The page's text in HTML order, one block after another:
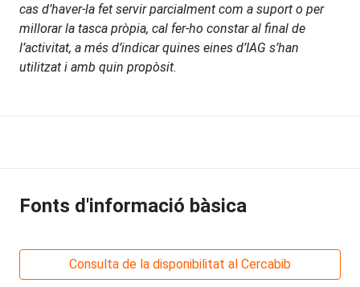
cas d’haver-la fet servir parcialment com a suport o per
millorar la tasca pròpia, cal fer-ho constar al final de
l’activitat, a més d’indicar quines eines d’IAG s’han
utilitzat i amb quin propòsit.
Fonts d'informació bàsica
Consulta de la disponibilitat al Cercabib